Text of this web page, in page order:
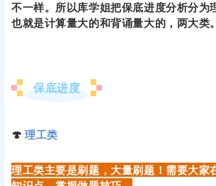
不一样。所以库学姐把保底进度分析分为
也就是计算量大的和背诵量大的，两大类。
保底进度
🍄理工类
理工类主要是刷题，大量刷题！需要大家